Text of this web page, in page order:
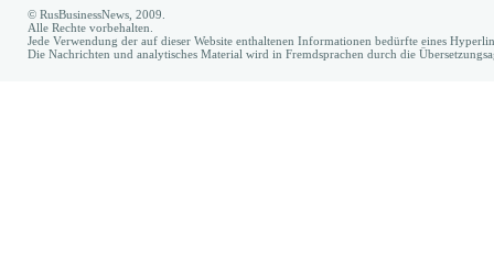
© RusBusinessNews, 2009.
Alle Rechte vorbehalten.
Jede Verwendung der auf dieser Website enthaltenen Informationen bedürfte eines
Die Nachrichten und analytisches Material wird in Fremdsprachen durch die